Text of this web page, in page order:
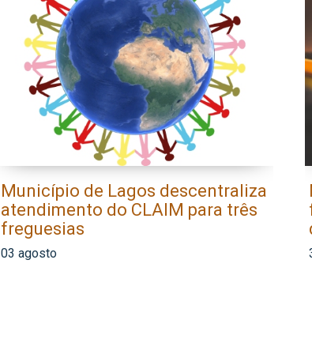
Município de Lagos descentraliza
atendimento do CLAIM para três
freguesias
03 agosto